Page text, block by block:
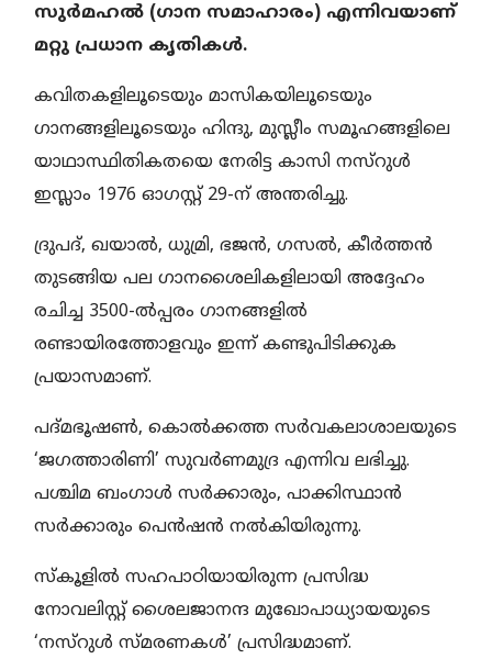
സുര്‍മഹല്‍ (ഗാന സമാഹാരം) എന്നിവയാണ്
മറ്റു പ്രധാന കൃതികള്‍.
കവിതകളിലൂടെയും മാസികയിലൂടെയും
ഗാനങ്ങളിലൂടെയും ഹിന്ദു, മുസ്ലീം സമൂഹങ്ങളിലെ
യാഥാസ്ഥിതികതയെ നേരിട്ട കാസി നസ്‌റുള്‍
ഇസ്ലാം 1976 ഓഗസ്റ്റ് 29-ന് അന്തരിച്ചു.
ദ്രുപദ്, ഖയാല്‍, ധുമ്രി, ഭജന്‍, ഗസല്‍, കീര്‍ത്തന്‍
തുടങ്ങിയ പല ഗാനശൈലികളിലായി അദ്ദേഹം
രചിച്ച 3500-ല്‍പ്പരം ഗാനങ്ങളില്‍
രണ്ടായിരത്തോളവും ഇന്ന് കണ്ടുപിടിക്കുക
പ്രയാസമാണ്.
പദ്മഭൂഷണ്‍, കൊല്‍ക്കത്ത സര്‍വകലാശാലയുടെ
‘ജഗത്താരിണി’ സുവര്‍ണമുദ്ര എന്നിവ ലഭിച്ചു.
പശ്ചിമ ബംഗാള്‍ സര്‍ക്കാരും, പാക്കിസ്ഥാന്‍
സര്‍ക്കാരും പെന്‍ഷന്‍ നല്‍കിയിരുന്നു.
സ്‌കൂളില്‍ സഹപാഠിയായിരുന്ന പ്രസിദ്ധ
നോവലിസ്റ്റ് ശൈലജാനന്ദ മുഖോപാധ്യായയുടെ
‘നസ്‌റുള്‍ സ്മരണകള്‍’ പ്രസിദ്ധമാണ്.